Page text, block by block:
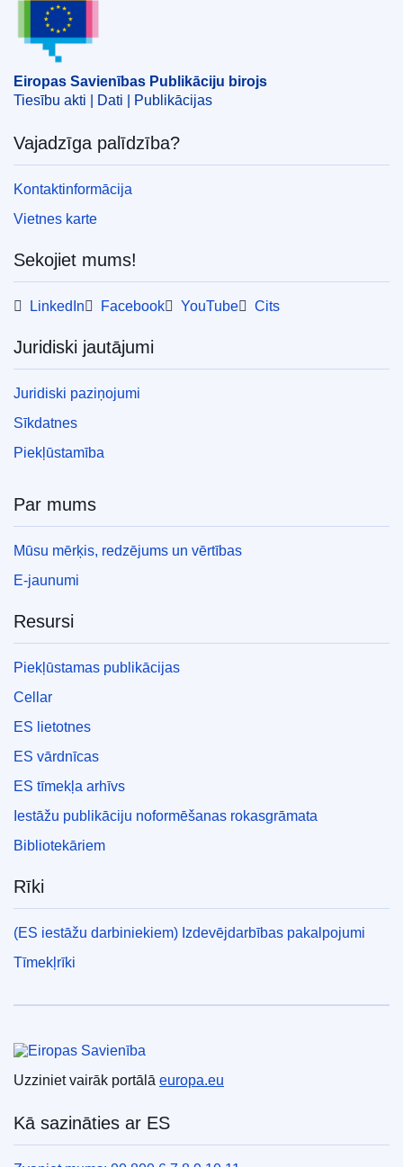
Eiropas Savienības Publikāciju birojs
Tiesību akti | Dati | Publikācijas
Vajadzīga palīdzība?
Kontaktinformācija
Vietnes karte
Sekojiet mums!
LinkedIn Facebook YouTube Cits
Juridiski jautājumi
Juridiski paziņojumi
Sīkdatnes
Piekļūstamība
Par mums
Mūsu mērķis, redzējums un vērtības
E-jaunumi
Resursi
Piekļūstamas publikācijas
Cellar
ES lietotnes
ES vārdnīcas
ES tīmekļa arhīvs
Iestāžu publikāciju noformēšanas rokasgrāmata
Bibliotekāriem
Rīki
(ES iestāžu darbiniekiem) Izdevējdarbības pakalpojumi
Tīmekļrīki
Uzziniet vairāk portālā europa.eu
Kā sazināties ar ES